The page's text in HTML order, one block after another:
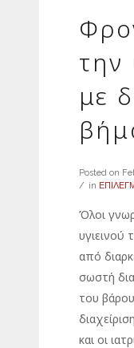
την
με
Posted on
in
Όλοι
υγιεινού
από
σωστή
του
και οι